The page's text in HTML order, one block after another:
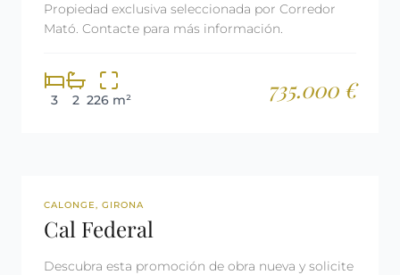
Propiedad exclusiva seleccionada por Corredor
Mató. Contacte para más información.
3 2 226 m² 735.000 €
OBRA NUEVA
CALONGE, GIRONA
Cal Federal
Descubra esta promoción de obra nueva y solicite